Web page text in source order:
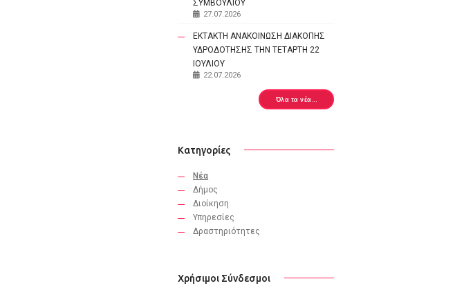
ΣΥΜΒΟΥΛΙΟΥ
27.07.2026
ΕΚΤΑΚΤΗ ΑΝΑΚΟΙΝΩΣΗ ΔΙΑΚΟΠΗΣ
ΥΔΡΟΔΟΤΗΣΗΣ ΤΗΝ ΤΕΤΑΡΤΗ 22
ΙΟΥΛΙΟΥ
22.07.2026
Όλα τα νέα...
Κατηγορίες
Νέα
Δήμος
Διοίκηση
Υπηρεσίες
Δραστηριότητες
Χρήσιμοι Σύνδεσμοι